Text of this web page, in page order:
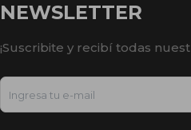
NEWSLETTER
¡Suscribite y recibí todas